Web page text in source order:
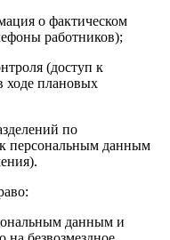
о фактическом
работников);
(доступ к
ходе плановых
по
персональным данным
данным и